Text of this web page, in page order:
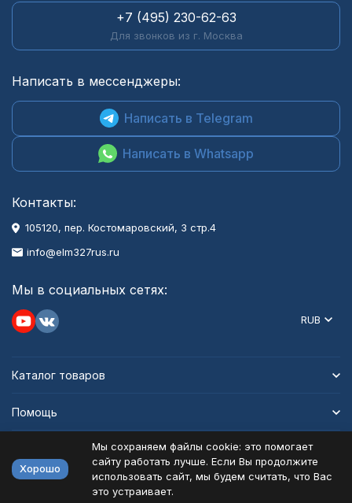
+7 (495) 230-62-63
Для звонков из г. Москва
Написать в мессенджеры:
Написать в Telegram
Написать в Whatsapp
Контакты:
105120, пер. Костомаровский, 3 стр.4
info@elm327rus.ru
Мы в социальных сетях:
RUB
Каталог товаров
Помощь
Политика персональных данных
Хорошо
Мы сохраняем файлы cookie: это помогает
сайту работать лучше. Если Вы продолжите
использовать сайт, мы будем считать, что Вас
это устраивает.